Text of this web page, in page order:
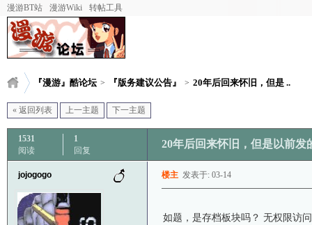
漫游BT站 漫游Wiki 转帖工具
『漫游』酷论坛 > 『版务建议公告』 > 20年后回来怀旧，但是 ..
« 返回列表 上一主题 下一主题
1531
阅读
1
回复
20年后回来怀旧，但是以前发
jojogogo 楼主 发表于: 03-14
如题，是存档板块吗？ 无权限访